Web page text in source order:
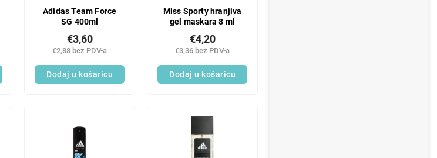
Adidas Team Force
SG 400ml
€2,88 bez PDV-a
€3,60
Dodaj u košaricu
Miss Sporty hranjiva
gel maskara 8 ml
€3,36 bez PDV-a
€4,20
Dodaj u košaricu